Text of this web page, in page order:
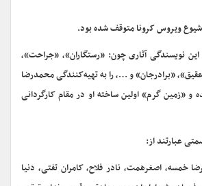
ویروس کرونا متوقف شده بود.
نویسندگی آثاری چون: «رستگاران»، «جراحت»،
«برادرجان» و …، را به تهیه‌کنندگی محمدرضا
و «زمین گرم» اولین ساخته او در مقام کارگردانی
خمسه، اصغرهمت، نادر فلاح، کامران تفتی، دنیا